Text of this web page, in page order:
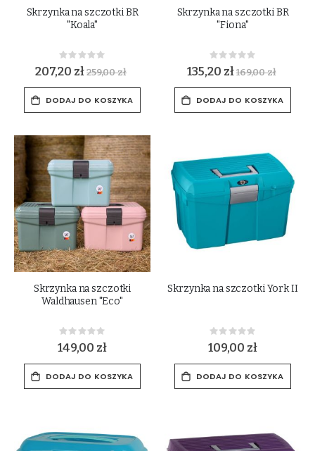
Skrzynka na szczotki BR
"Koala"
Rating:
0%
207,20 zł259,00 zł
DODAJ DO KOSZYKA
Skrzynka na szczotki BR
"Fiona"
Rating:
0%
135,20 zł169,00 zł
DODAJ DO KOSZYKA
Skrzynka na szczotki
Waldhausen "Eco"
Rating:
0%
149,00 zł
DODAJ DO KOSZYKA
Skrzynka na szczotki York II
Rating:
0%
109,00 zł
DODAJ DO KOSZYKA